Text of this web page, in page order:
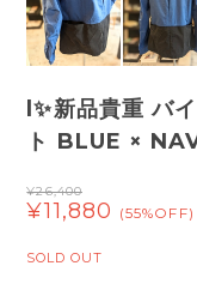
l✨新品貴重 バ
ト BLUE ×
¥26,400
¥11,880 (55%OFF)
SOLD OUT